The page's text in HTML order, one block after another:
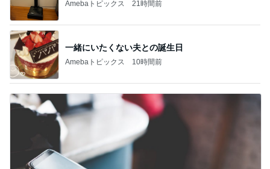
Amebaトピックス 21時間前
一緒にいたくない夫との誕生日
Amebaトピックス 10時間前